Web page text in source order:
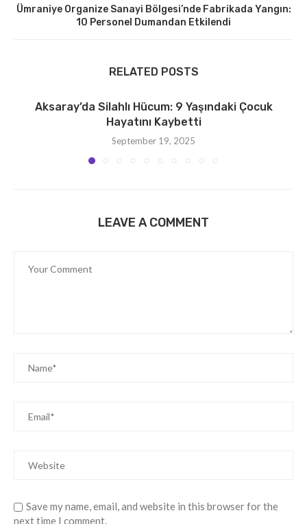
Ümraniye Organize Sanayi Bölgesi’nde Fabrikada Yangın:
10 Personel Dumandan Etkilendi
RELATED POSTS
Aksaray’da Silahlı Hücum: 9 Yaşındaki Çocuk
Hayatını Kaybetti
September 19, 2025
LEAVE A COMMENT
Save my name, email, and website in this browser for the
next time I comment.